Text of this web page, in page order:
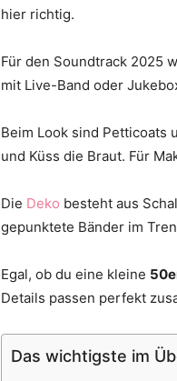
hier richtig.
Für den Soundtrack 2025
mit Live-Band oder
Beim Look sind Petticoats
und Küss die Braut. Für
Die Deko besteht aus
gepunktete Bänder im
Egal, ob du eine kleine
Details passen perfekt
Das wichtigste im